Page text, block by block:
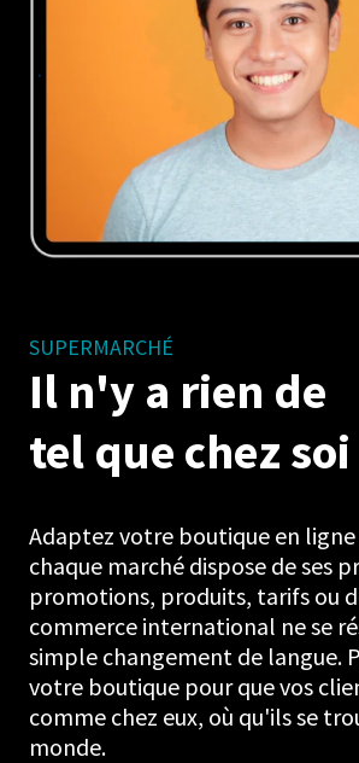
SUPERMARCHÉ
Il n'y a rien de
tel que chez soi
Adaptez votre boutique en
chaque marché dispose de ses
promotions, produits, tarifs ou
commerce international ne se
simple changement de langue.
votre boutique pour que vos
comme chez eux, où qu'ils se
monde.